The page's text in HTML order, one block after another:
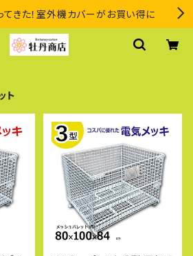
てきた！室外機カバーがお買い得に
ト